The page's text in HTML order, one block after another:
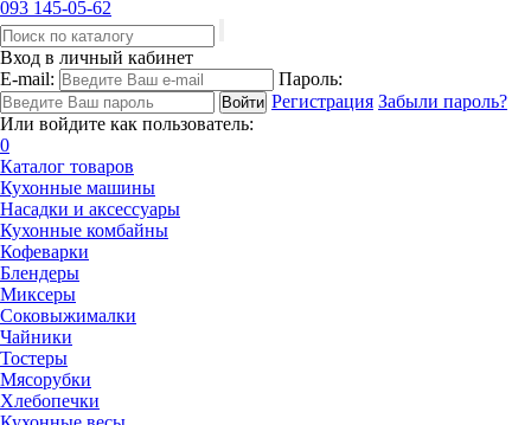
093 145-05-62
Вход в личный кабинет
E-mail:
Пароль:
Регистрация Забыли пароль?
Или войдите как пользователь:
0
Каталог товаров
Кухонные машины
Насадки и аксессуары
Кухонные комбайны
Кофеварки
Блендеры
Миксеры
Соковыжималки
Чайники
Тостеры
Мясорубки
Хлебопечки